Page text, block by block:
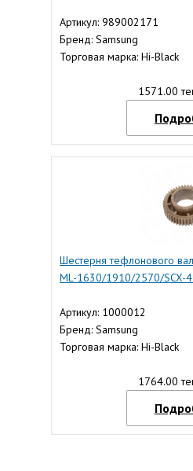
Артикул: 989002171
Бренд: Samsung
Торговая марка: Hi-Black
1571.00
Шестерня тефлонового
ML-1630/1910/2570/SCX-
Артикул: 1000012
Бренд: Samsung
Торговая марка: Hi-Black
1764.00